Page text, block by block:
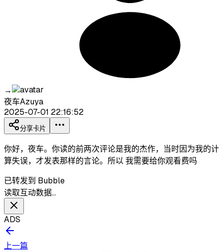
→
夜车Azuya
2025-07-01 22:16:52
分享卡片
你好，夜车。你读的前两次评论是我的杰作，当时因为我的计
算失误，才发表那样的言论。所以 我需要给你观看费吗
已转发到 Bubble
读取互动数据…
ADS
上一篇